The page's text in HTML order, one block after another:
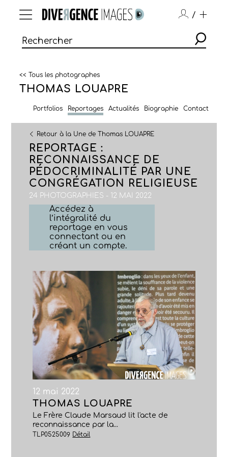
/
<< Tous les photographes
THOMAS LOUAPRE
Portfolios Reportages Actualités Biographie Contact
Retour à la Une de Thomas LOUAPRE
REPORTAGE :
RECONNAISSANCE DE
PÉDOCRIMINALITÉ PAR UNE
CONGRÉGATION RELIGIEUSE
24 PHOTOGRAPHIES - 12 MAI 2022
Accédez à
l’intégralité du
reportage en vous
connectant ou en
créant un compte.
12 mai 2022
THOMAS LOUAPRE
Le Frère Claude Marsaud lit l'acte de
reconnaissance par la...
TLP0525009 Détail